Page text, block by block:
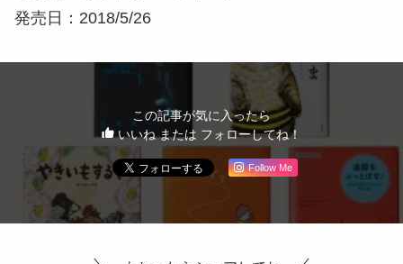
発売日：2018/5/26
この記事が気に入ったら
いいね または フォローしてね！
Follow Me